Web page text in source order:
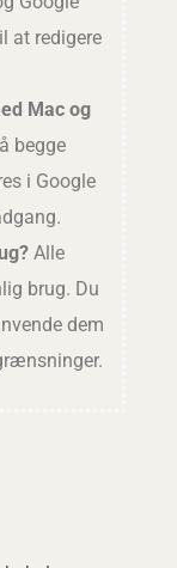
at redigere
Mac og
begge
i Google
Alle
brug. Du
dem